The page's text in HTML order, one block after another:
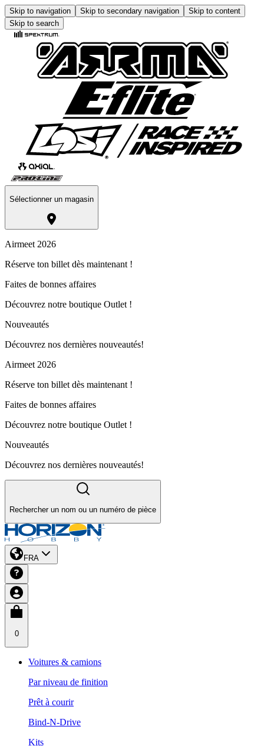
Skip to navigation Skip to secondary navigation
Skip to content
Skip to search
Sélectionner un magasin
Airmeet 2026
Réserve ton billet dès maintenant !
Faites de bonnes affaires
Découvrez notre boutique Outlet !
Nouveautés
Découvrez nos dernières nouveautés!
Airmeet 2026
Réserve ton billet dès maintenant !
Faites de bonnes affaires
Découvrez notre boutique Outlet !
Nouveautés
Découvrez nos dernières nouveautés!
Rechercher un nom ou un numéro de pièce
FRA
0
Voitures & camions
Par niveau de finition
Prêt à courir
Bind-N-Drive
Kits